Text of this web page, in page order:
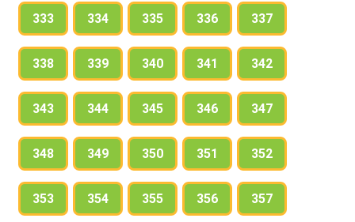
333 334 335 336 337
338 339 340 341 342
343 344 345 346 347
348 349 350 351 352
353 354 355 356 357